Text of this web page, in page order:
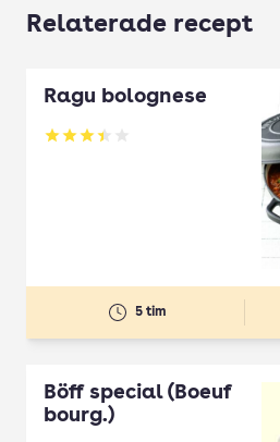
Relaterade recept
Ragu bolognese
Betyg: 3.4 av 5
5 tim
Böff special (Boeuf
bourg.)